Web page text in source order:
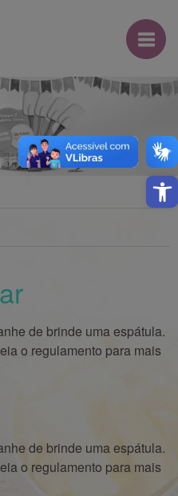
de brinde uma espátula.
o regulamento para mais
de brinde uma espátula.
o regulamento para mais